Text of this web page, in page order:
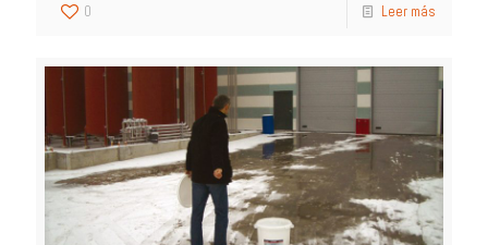
0 Leer más